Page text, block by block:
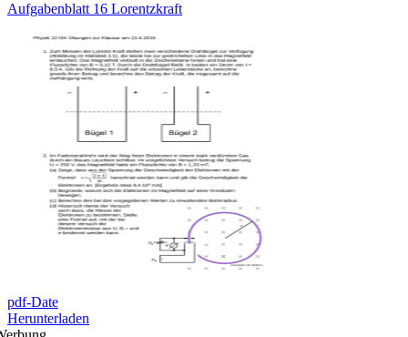
Aufgabenblatt 16 Lorentzkraft
pdf-Date
Herunterladen